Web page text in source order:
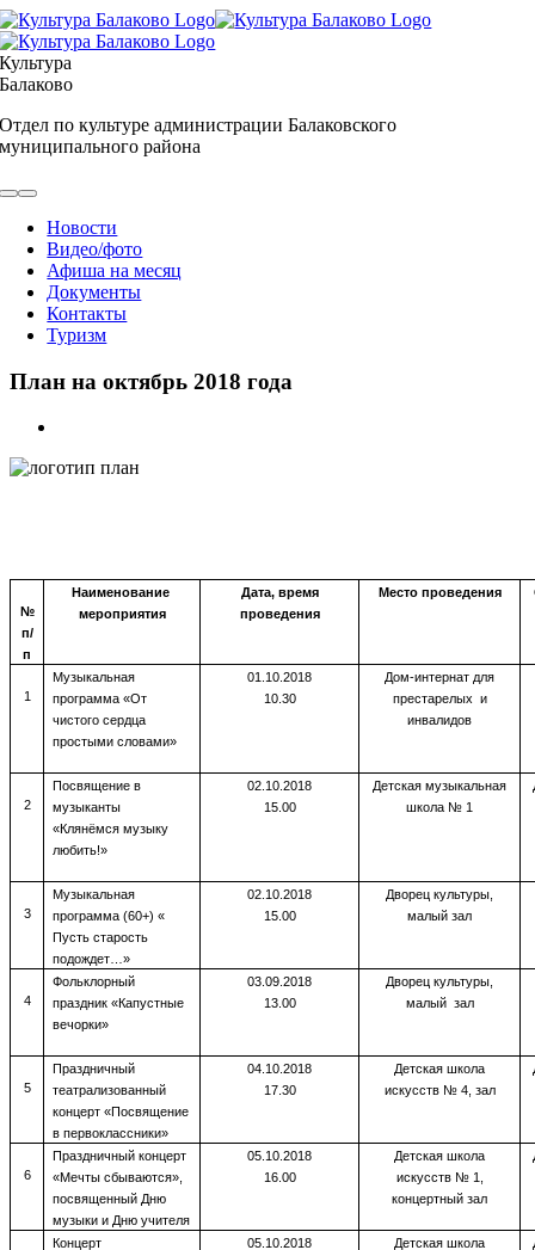
Skip
to
content
Культура
Балаково
Отдел по культуре администрации Балаковского
муниципального района
Toggle
NavigationНовости
Видео/фото
Афиша на месяц
Документы
Контакты
Туризм
План на октябрь 2018 года
Image
№
п/
п
Наименование
мероприятия
Дата, время
проведения
Место проведения
1
Музыкальная
программа «От
чистого сердца
простыми словами»
01.10.2018
10.30
Дом-интернат для
престарелых и
инвалидов
2
Посвящение в
музыканты
«Клянёмся музыку
любить!»
02.10.2018
15.00
Детская музыкальная
школа № 1
3
Музыкальная
программа (60+) «
Пусть старость
подождет…»
02.10.2018
15.00
Дворец культуры,
малый зал
4
Фольклорный
праздник «Капустные
вечорки»
03.09.2018
13.00
Дворец культуры,
малый зал
5
Праздничный
театрализованный
концерт «Посвящение
в первоклассники»
04.10.2018
17.30
Детская школа
искусств № 4, зал
6
Праздничный концерт
«Мечты сбываются»,
посвященный Дню
музыки и Дню учителя
05.10.2018
16.00
Детская школа
искусств № 1,
концертный зал
Концерт
05.10.2018
Детская школа